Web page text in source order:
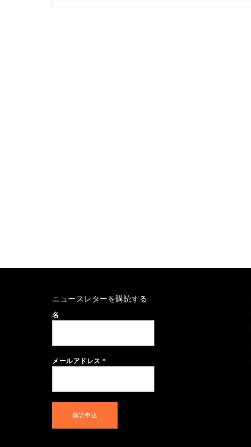
ニュースレターを購読する
名
メールアドレス *